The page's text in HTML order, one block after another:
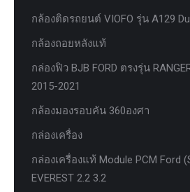
กล้องติดรถยนต์ VIOFO รุ่น A129
กล้องถอยหลังแท้
กล่องฟิว BJB FORD ตรงรุ่น
2015-2021
กล้องมองรอบคัน 360องศา
กล่องเครื่อง
กล่องเครื่องแท้ Module PCM Ford
EVEREST 2.2 3.2